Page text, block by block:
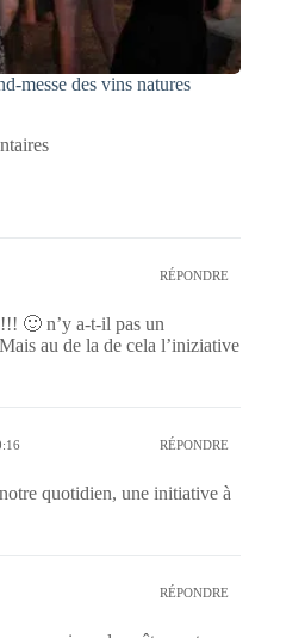
messe des vins natures
RÉPONDRE
🙂 n’y a-t-il pas un
au de la de cela l’iniziative
RÉPONDRE
quotidien, une initiative à
RÉPONDRE